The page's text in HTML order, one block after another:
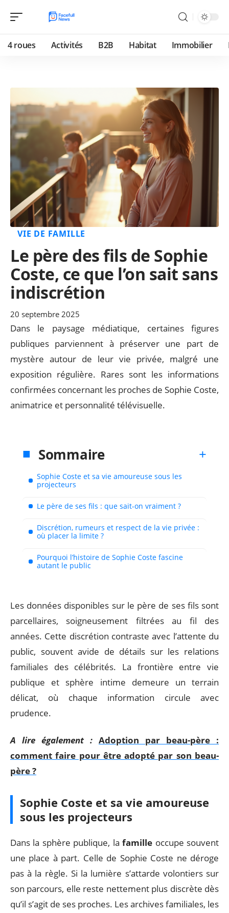
4 roues Activités B2B Habitat Immobilier
VIE DE FAMILLE
Le père des fils de Sophie
Coste, ce que l’on sait sans
indiscrétion
20 septembre 2025
Dans le paysage médiatique, certaines figures
publiques parviennent à préserver une part de
mystère autour de leur vie privée, malgré une
exposition régulière. Rares sont les informations
confirmées concernant les proches de Sophie Coste,
animatrice et personnalité télévisuelle.
Sommaire
Sophie Coste et sa vie amoureuse sous les
projecteurs
Le père de ses fils : que sait-on vraiment ?
Discrétion, rumeurs et respect de la vie privée :
où placer la limite ?
Pourquoi l’histoire de Sophie Coste fascine
autant le public
Les données disponibles sur le père de ses fils sont
parcellaires, soigneusement filtrées au fil des
années. Cette discrétion contraste avec l’attente du
public, souvent avide de détails sur les relations
familiales des célébrités. La frontière entre vie
publique et sphère intime demeure un terrain
délicat, où chaque information circule avec
prudence.
A lire également : Adoption par beau-père :
comment faire pour être adopté par son beau-
père ?
Sophie Coste et sa vie amoureuse
sous les projecteurs
Dans la sphère publique, lafamille occupe souvent
une place à part. Celle de Sophie Coste ne déroge
pas à la règle. Si la lumière s’attarde volontiers sur
son parcours, elle reste nettement plus discrète dès
qu’il s’agit de ses proches. Les archives familiales, les